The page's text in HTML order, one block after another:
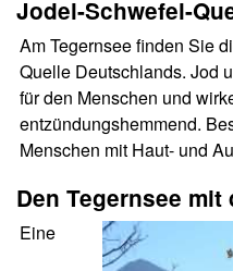
Jodel-Schwefel-
Am Tegernsee finden Sie
Quelle Deutschlands. Jod
für den Menschen und
entzündungshemmend.
Menschen mit Haut- und
Den Tegernsee
Eine